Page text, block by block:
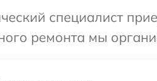
специалист
ремонта мы